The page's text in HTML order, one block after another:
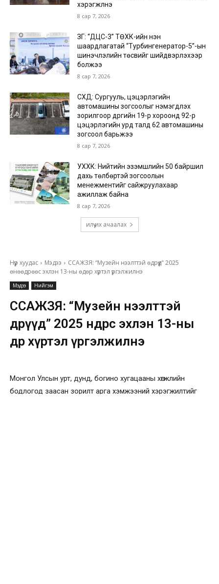
хэрэгжүүлнэ
8 сар 7, 2026
ЗГ: “ДЦС-3” ТӨХК-ийн нэн
шаардлагатай “Турбингенератор-5”-ын
шинэчлэлийн төсвийг шийдвэрлэхээр
болжээ
8 сар 7, 2026
СХД: Сургууль, цэцэрлэгийн
автомашины зогсоолыг нэмэгдүүлэх
зорилгоор дүүргийн 19-р хороонд 92-р
цэцэрлэгийн урд талд 62 автомашины
зогсоол барьжээ
8 сар 7, 2026
УХХК: Нийтийн эзэмшлийн 50 байршил
дахь төлбөртэй зогсоолын
менежментийг сайжруулахаар
ажиллаж байна
8 сар 7, 2026
илүү их ачаалах